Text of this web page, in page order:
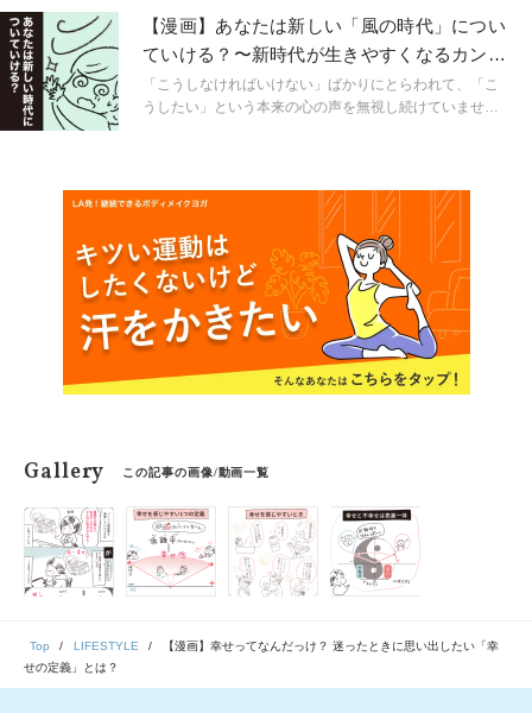
大日野カルコさんが、自分とつながるために学んだ知
識、役に立ったワークなどを漫画形式でご紹介していき
ます。
【漫画】あなたは新しい「風の時代」につい
ていける？〜新時代が生きやすくなるカンタ
ンにできること
「こうしなければいけない」ばかりにとらわれて、「こ
うしたい」という本来の心の声を無視し続けていません
ます。
Gallery この記事の画像/動画一覧
Top LIFESTYLE
【漫画】幸せってなんだっけ？ 迷ったときに思い出したい「幸
せの定義」とは？